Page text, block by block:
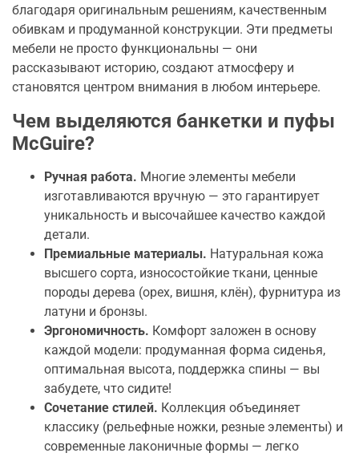
благодаря оригинальным решениям, качественным
обивкам и продуманной конструкции. Эти предметы
мебели не просто функциональны — они
рассказывают историю, создают атмосферу и
становятся центром внимания в любом интерьере.
Чем выделяются банкетки и пуфы
McGuire?
Ручная работа. Многие элементы мебели
изготавливаются вручную — это гарантирует
уникальность и высочайшее качество каждой
детали.
Премиальные материалы. Натуральная кожа
высшего сорта, износостойкие ткани, ценные
породы дерева (орех, вишня, клён), фурнитура из
латуни и бронзы.
Эргономичность. Комфорт заложен в основу
каждой модели: продуманная форма сиденья,
оптимальная высота, поддержка спины — вы
забудете, что сидите!
Сочетание стилей. Коллекция объединяет
классику (рельефные ножки, резные элементы) и
современные лаконичные формы — легко